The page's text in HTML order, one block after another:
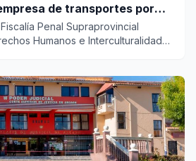
de transportes por
persona con autismo
Penal Supraprovincial
Humanos e Interculturalidad